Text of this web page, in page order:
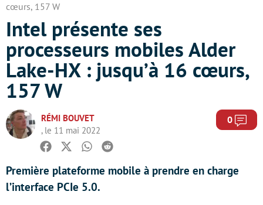
cœurs, 157 W
Intel présente ses
processeurs mobiles Alder
Lake-HX : jusqu’à 16 cœurs,
157 W
RÉMI BOUVET
, le 11 mai 2022
0
Facebook
TwitterWhatsapp
Reddit
Première plateforme mobile à prendre en charge
l’interface PCIe 5.0.